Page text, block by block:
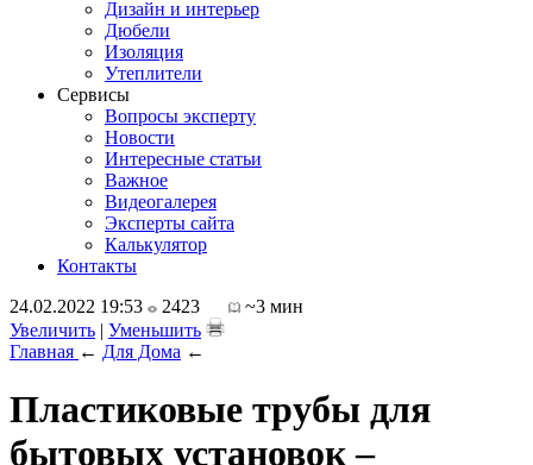
Дизайн и интерьер
Дюбели
Изоляция
Утеплители
Сервисы
Вопросы эксперту
Новости
Интересные статьи
Важное
Видеогалерея
Эксперты сайта
Калькулятор
Контакты
24.02.2022 19:53
2423
~3 мин
Увеличить | Уменьшить
Главная ← Для Дома ←
Пластиковые трубы для
бытовых установок –